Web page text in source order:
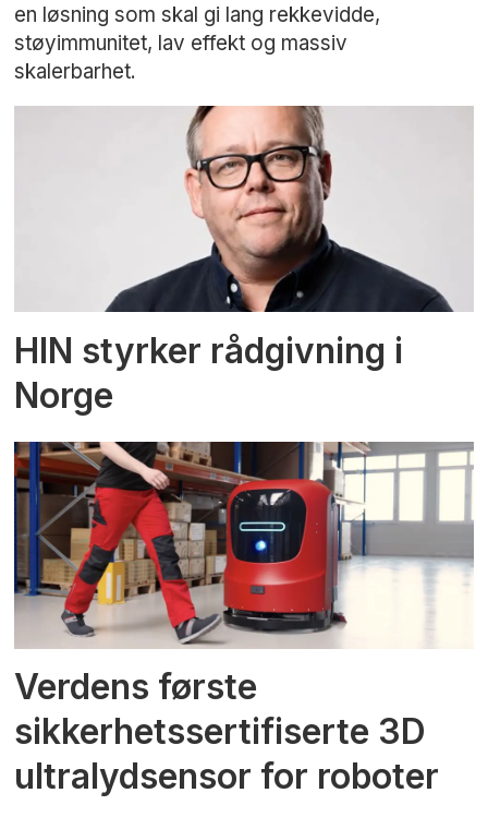
en løsning som skal gi lang rekkevidde,
støyimmunitet, lav effekt og massiv
skalerbarhet.
HIN styrker rådgivning i
Norge
Verdens første
sikkerhetssertifiserte 3D
ultralydsensor for roboter